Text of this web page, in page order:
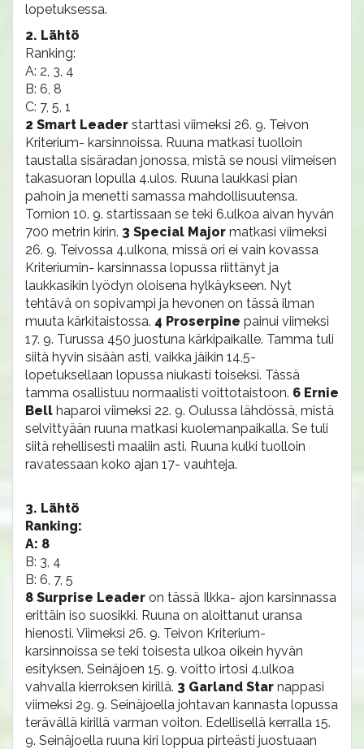
lopetuksessa.
2. Lähtö
Ranking:
A: 2, 3, 4
B: 6, 8
C: 7, 5, 1
2 Smart Leader starttasi viimeksi 26. 9. Teivon
Kriterium- karsinnoissa. Ruuna matkasi tuolloin
taustalla sisäradan jonossa, mistä se nousi viimeisen
takasuoran lopulla 4.ulos. Ruuna laukkasi pian
pahoin ja menetti samassa mahdollisuutensa.
Tornion 10. 9. startissaan se teki 6.ulkoa aivan hyvän
700 metrin kirin. 3 Special Major matkasi viimeksi
26. 9. Teivossa 4.ulkona, missä ori ei vain kovassa
Kriteriumin- karsinnassa lopussa riittänyt ja
laukkasikin lyödyn oloisena hylkäykseen. Nyt
tehtävä on sopivampi ja hevonen on tässä ilman
muuta kärkitaistossa. 4 Proserpine painui viimeksi
17. 9. Turussa 450 juostuna kärkipaikalle. Tamma tuli
siitä hyvin sisään asti, vaikka jäikin 14,5-
lopetuksellaan lopussa niukasti toiseksi. Tässä
tamma osallistuu normaalisti voittotaistoon. 6 Ernie
Bell haparoi viimeksi 22. 9. Oulussa lähdössä, mistä
selvittyään ruuna matkasi kuolemanpaikalla. Se tuli
siitä rehellisesti maaliin asti. Ruuna kulki tuolloin
ravatessaan koko ajan 17- vauhteja.
3. Lähtö
Ranking:
A: 8
B: 3, 4
B: 6, 7, 5
8 Surprise Leader on tässä Ilkka- ajon karsinnassa
erittäin iso suosikki. Ruuna on aloittanut uransa
hienosti. Viimeksi 26. 9. Teivon Kriterium-
karsinnoissa se teki toisesta ulkoa oikein hyvän
esityksen. Seinäjoen 15. 9. voitto irtosi 4.ulkoa
vahvalla kierroksen kirillä. 3 Garland Star nappasi
viimeksi 29. 9. Seinäjoella johtavan kannasta lopussa
terävällä kirillä varman voiton. Edellisellä kerralla 15.
9. Seinäjoella ruuna kiri loppua pirteästi juostuaan